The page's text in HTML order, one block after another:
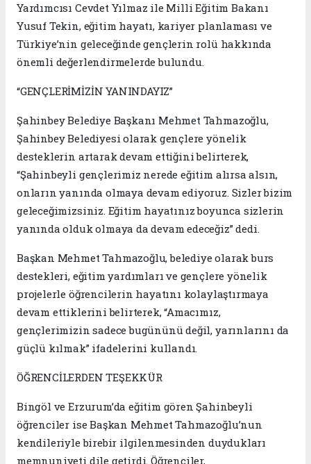
Yardımcısı Cevdet Yılmaz ile Milli Eğitim Bakanı
Yusuf Tekin, eğitim hayatı, kariyer planlaması ve
Türkiye’nin geleceğinde gençlerin rolü hakkında
önemli değerlendirmelerde bulundu.
“GENÇLERİMİZİN YANINDAYIZ”
Şahinbey Belediye Başkanı Mehmet Tahmazoğlu,
Şahinbey Belediyesi olarak gençlere yönelik
desteklerin artarak devam ettiğini belirterek,
“Şahinbeyli gençlerimiz nerede eğitim alırsa alsın,
onların yanında olmaya devam ediyoruz. Sizler bizim
geleceğimizsiniz. Eğitim hayatınız boyunca sizlerin
yanında olduk olmaya da devam edeceğiz” dedi.
Başkan Mehmet Tahmazoğlu, belediye olarak burs
destekleri, eğitim yardımları ve gençlere yönelik
projelerle öğrencilerin hayatını kolaylaştırmaya
devam ettiklerini belirterek, “Amacımız,
gençlerimizin sadece bugününü değil, yarınlarını da
güçlü kılmak” ifadelerini kullandı.
ÖĞRENCİLERDEN TEŞEKKÜR
Bingöl ve Erzurum’da eğitim gören Şahinbeyli
öğrenciler ise Başkan Mehmet Tahmazoğlu’nun
kendileriyle birebir ilgilenmesinden duydukları
memnuniyeti dile getirdi. Öğrenciler,